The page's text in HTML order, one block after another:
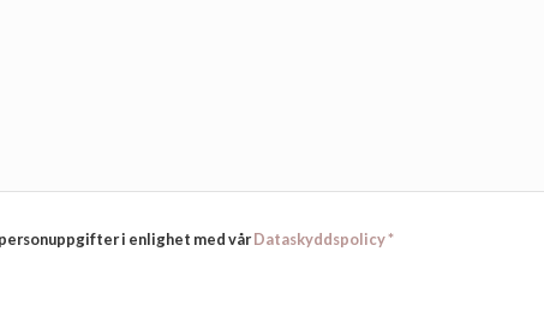
i enlighet med vårDataskyddspolicy*